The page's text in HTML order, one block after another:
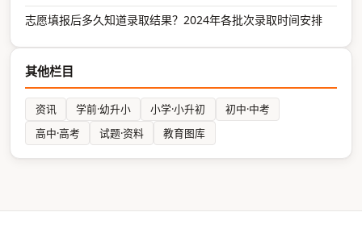
志愿填报后多久知道录取结果？2024年各批次录取时间安排
其他栏目
资讯 学前·幼升小 小学·小升初
初中·中考
高中·高考
试题·资料 教育图库